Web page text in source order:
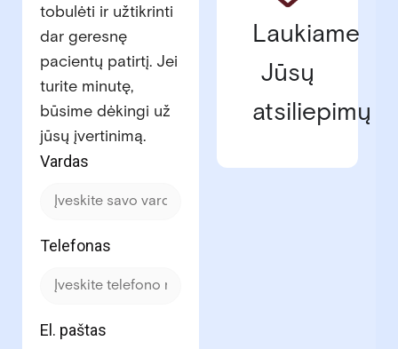
tobulėti ir užtikrinti
dar geresnę
pacientų patirtį. Jei
turite minutę,
būsime dėkingi už
jūsų įvertinimą.
Vardas
Telefonas
El. paštas
Laukiame
Jūsų
atsiliepimų